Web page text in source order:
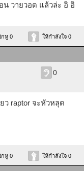
วายวอด แล้วล่ะ อิ อิ
กหู 0 ให้กำลังใจ 0
0
ว raptor จะหัวหลุด
กหู 0 ให้กำลังใจ 0